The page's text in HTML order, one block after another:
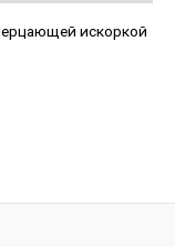
искоркой